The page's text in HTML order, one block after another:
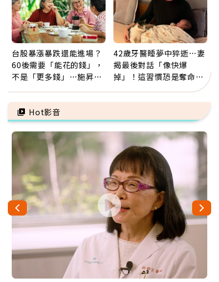
台股暴漲暴跌還能進場？
60後需要「能花的錢」，
不是「更多錢」…施昇
票
42歲牙醫睡夢中猝逝…妻
揭最後對話「像快爆
掉」！這習慣恐是奪命原
因：沒有一份工作值得用
命交換
Hot影音